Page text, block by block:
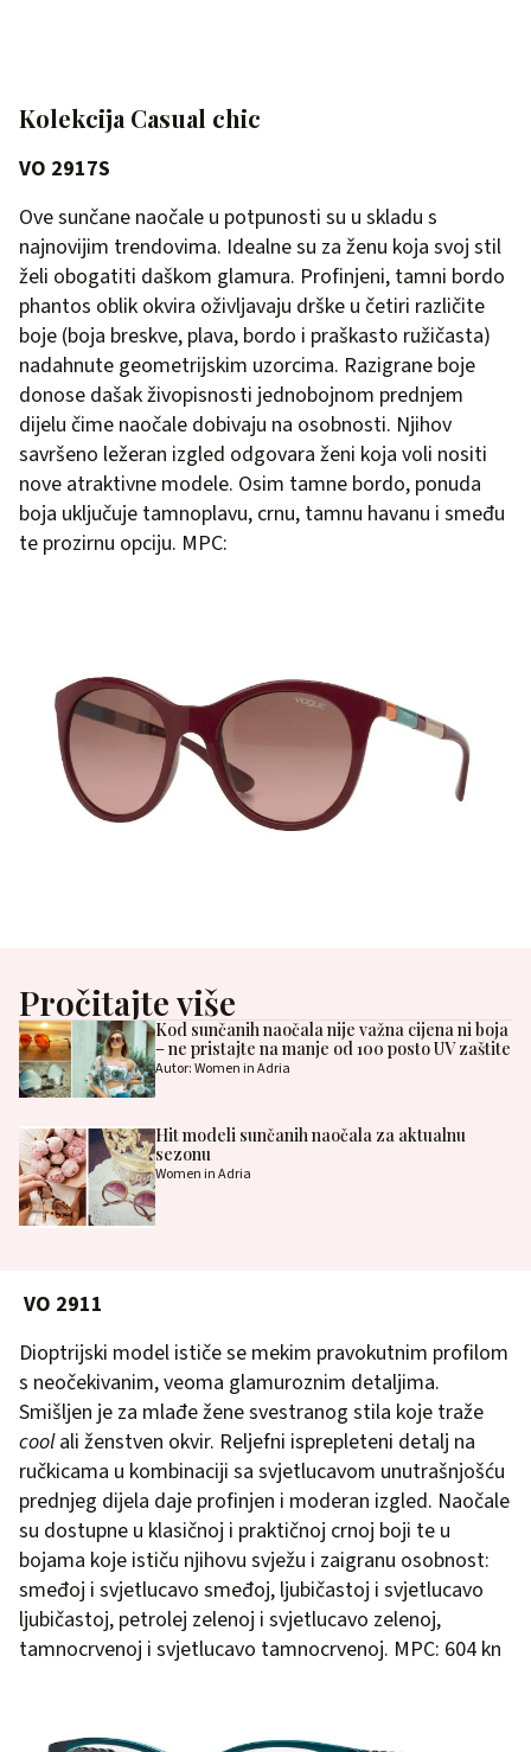
Kolekcija Casual chic
VO 2917S
Ove sunčane naočale u potpunosti su u skladu s
najnovijim trendovima. Idealne su za ženu koja svoj stil
želi obogatiti daškom glamura. Profinjeni, tamni bordo
phantos oblik okvira oživljavaju drške u četiri različite
boje (boja breskve, plava, bordo i praškasto ružičasta)
nadahnute geometrijskim uzorcima. Razigrane boje
donose dašak živopisnosti jednobojnom prednjem
dijelu čime naočale dobivaju na osobnosti. Njihov
savršeno ležeran izgled odgovara ženi koja voli nositi
nove atraktivne modele. Osim tamne bordo, ponuda
boja uključuje tamnoplavu, crnu, tamnu havanu i smeđu
te prozirnu opciju. MPC:
Pročitajte više
Kod sunčanih naočala nije važna cijena ni boja
– ne pristajte na manje od 100 posto UV zaštite
Autor: Women in Adria
Hit modeli sunčanih naočala za aktualnu
sezonu
Women in Adria
VO 2911
Dioptrijski model ističe se mekim pravokutnim profilom
s neočekivanim, veoma glamuroznim detaljima.
Smišljen je za mlađe žene svestranog stila koje traže
coolali ženstven okvir. Reljefni isprepleteni detalj na
ručkicama u kombinaciji sa svjetlucavom unutrašnjošću
prednjeg dijela daje profinjen i moderan izgled. Naočale
su dostupne u klasičnoj i praktičnoj crnoj boji te u
bojama koje ističu njihovu svježu i zaigranu osobnost:
smeđoj i svjetlucavo smeđoj, ljubičastoj i svjetlucavo
ljubičastoj, petrolej zelenoj i svjetlucavo zelenoj,
tamnocrvenoj i svjetlucavo tamnocrvenoj. MPC: 604 kn